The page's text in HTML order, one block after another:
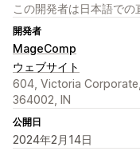
この開発者は日本語での
開発者
MageComp
ウェブサイト
604, Victoria
364002, IN
公開日
2024年2月14日